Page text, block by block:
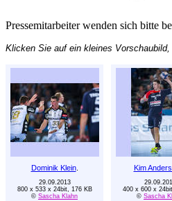
Pressemitarbeiter wenden sich bitte
Klicken Sie auf ein kleines
Dominik Klein. Kim
29.09.2013
800 x 533 x 24bit, 176 KB
© Sascha Klahn
400 x 600 x
© Sascha